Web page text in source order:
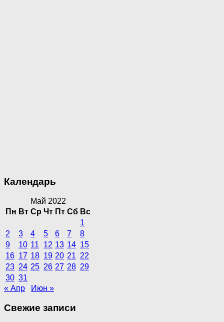
Календарь
Май 2022
Пн Вт Ср Чт Пт Сб Вс
1
2
3 4 5 6 7
8
9
10 11 12 13 14 15
16 17 18 19 20 21 22
23 24 25 26 27 28 29
30 31
« Апр
Июн »
Свежие записи